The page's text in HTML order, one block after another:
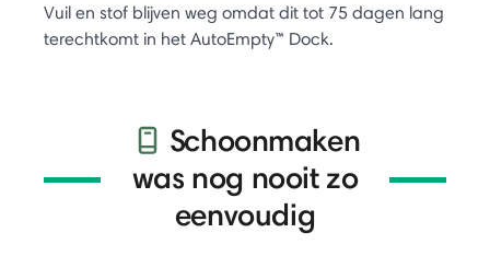
Vuil en stof blijven weg omdat dit tot 75 dagen lang
terechtkomt in het AutoEmpty™ Dock.
Schoonmaken
was nog nooit zo
eenvoudig